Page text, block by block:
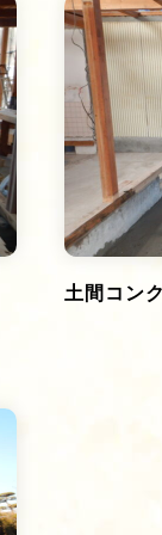
土間コン